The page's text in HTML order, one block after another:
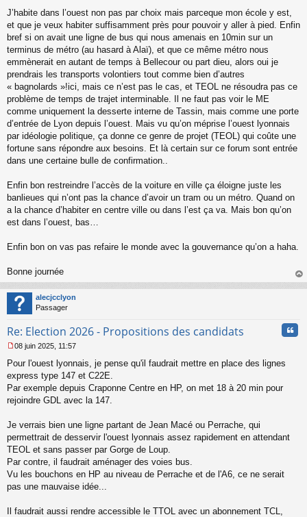
J’habite dans l’ouest non pas par choix mais parceque mon école y est,
et que je veux habiter suffisamment près pour pouvoir y aller à pied. Enfin
bref si on avait une ligne de bus qui nous amenais en 10min sur un
terminus de métro (au hasard à Alaï), et que ce même métro nous
emmènerait en autant de temps à Bellecour ou part dieu, alors oui je
prendrais les transports volontiers tout comme bien d’autres
« bagnolards »!ici, mais ce n’est pas le cas, et TEOL ne résoudra pas ce
problème de temps de trajet interminable. Il ne faut pas voir le ME
comme uniquement la desserte interne de Tassin, mais comme une porte
d’entrée de Lyon depuis l’ouest. Mais vu qu’on méprise l’ouest lyonnais
par idéologie politique, ça donne ce genre de projet (TEOL) qui coûte une
fortune sans répondre aux besoins. Et là certain sur ce forum sont entrée
dans une certaine bulle de confirmation..
Enfin bon restreindre l’accès de la voiture en ville ça éloigne juste les
banlieues qui n’ont pas la chance d’avoir un tram ou un métro. Quand on
a la chance d’habiter en centre ville ou dans l’est ça va. Mais bon qu’on
est dans l’ouest, bas…
Enfin bon on vas pas refaire le monde avec la gouvernance qu’on a haha.
Bonne journée
au
alecjcclyon
Passager
Re: Election 2026 - Propositions des candidats
e
s
g
n
o
n
u
08 juin 2025, 11:57
Pour l'ouest lyonnais, je pense qu'il faudrait mettre en place des lignes
express type 147 et C22E.
Par exemple depuis Craponne Centre en HP, on met 18 à 20 min pour
rejoindre GDL avec la 147.
Je verrais bien une ligne partant de Jean Macé ou Perrache, qui
permettrait de desservir l'ouest lyonnais assez rapidement en attendant
TEOL et sans passer par Gorge de Loup.
Par contre, il faudrait aménager des voies bus.
Vu les bouchons en HP au niveau de Perrache et de l'A6, ce ne serait
pas une mauvaise idée...
Il faudrait aussi rendre accessible le TTOL avec un abonnement TCL,